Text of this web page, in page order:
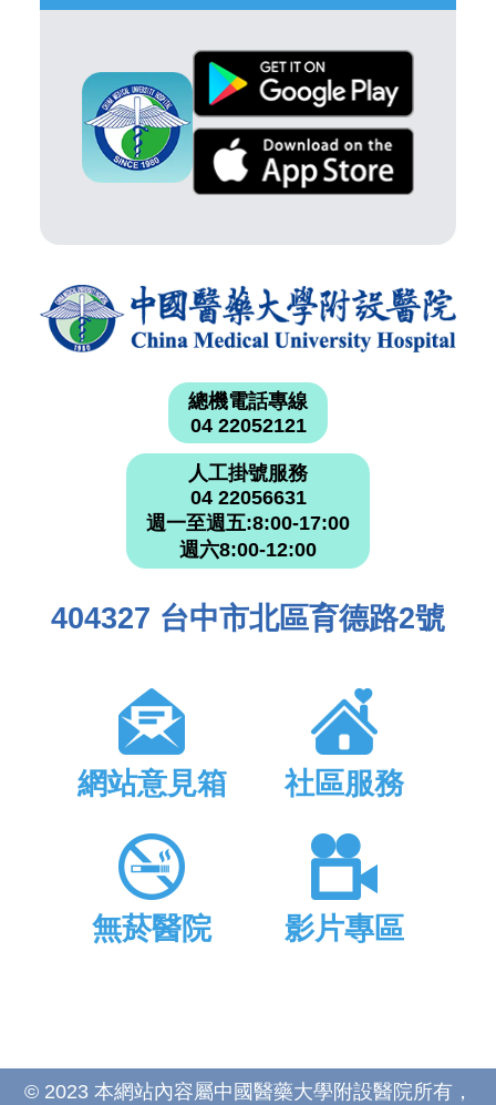
總機電話專線
04 22052121
人工掛號服務
04 22056631
週一至週五:8:00-17:00
週六8:00-12:00
404327 台中市北區育德路2號
網站意見箱 社區服務
無菸醫院 影片專區
© 2023 本網站內容屬中國醫藥大學附設醫院所有，